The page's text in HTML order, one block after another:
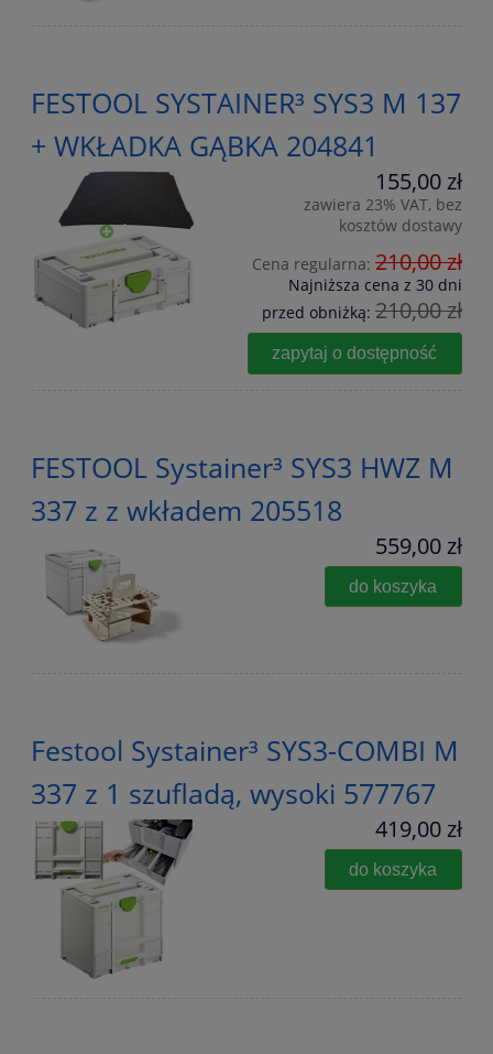
FESTOOL SYSTAINER³ SYS3 M 137
+ WKŁADKA GĄBKA 204841
155,00 zł
zawiera 23% VAT, bez
kosztów dostawy
Cena regularna: 210,00 zł
Najniższa cena z 30 dni
przed obniżką: 210,00 zł
zapytaj o dostępność
FESTOOL Systainer³ SYS3 HWZ M
337 z z wkładem 205518
559,00 zł
do koszyka
Festool Systainer³ SYS3-COMBI M
337 z 1 szufladą, wysoki 577767
419,00 zł
do koszyka